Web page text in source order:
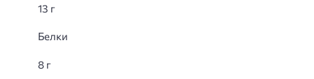
13 г
Белки
8 г